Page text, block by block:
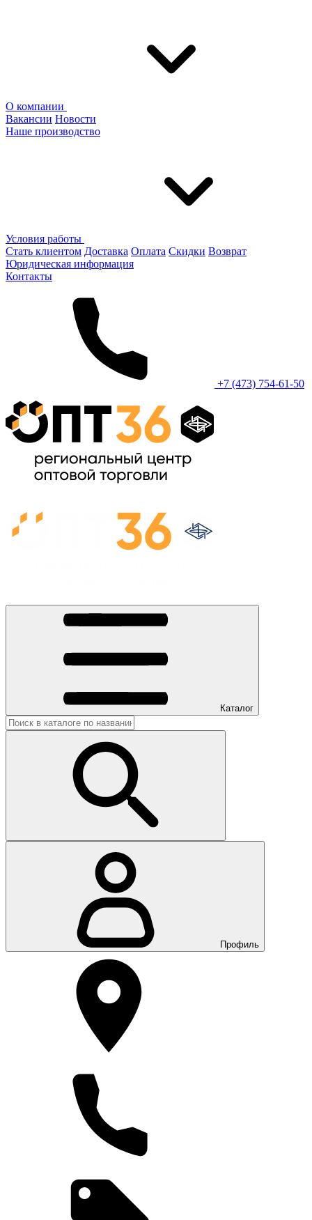
О компании
Вакансии Новости
Наше производство
Условия работы
Стать клиентом Доставка Оплата Скидки Возврат
Юридическая информация
Контакты
+7 (473) 754-61-50
Каталог
Профиль